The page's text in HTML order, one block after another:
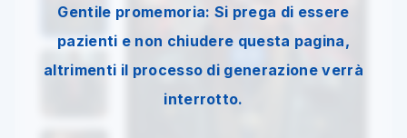
Gentile promemoria: Si prega di essere
pazienti e non chiudere questa pagina,
altrimenti il processo di generazione verrà
interrotto.